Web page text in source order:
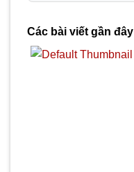
Các bài viết gần đây